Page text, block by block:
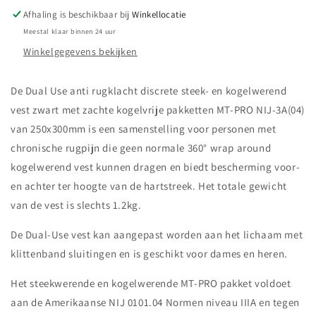
zwart
zwart
Afhaling is beschikbaar bijWinkellocatie
Meestal klaar binnen 24 uur
Winkelgegevens bekijken
De Dual Use anti rugklacht discrete steek- en kogelwerend
vest zwart met zachte kogelvrije pakketten MT-PRO NIJ-3A(04)
van 250x300mm is een samenstelling voor personen met
chronische rugpijn die geen normale 360° wrap around
kogelwerend vest kunnen dragen en biedt bescherming voor-
en achter ter hoogte van de hartstreek. Het totale gewicht
van de vest is slechts 1.2kg.
De Dual-Use vest kan aangepast worden aan het lichaam met
klittenband sluitingen en is geschikt voor dames en heren.
Het steekwerende en kogelwerende MT-PRO pakket voldoet
aan de Amerikaanse NIJ 0101.04 Normen niveau IIIA en tegen